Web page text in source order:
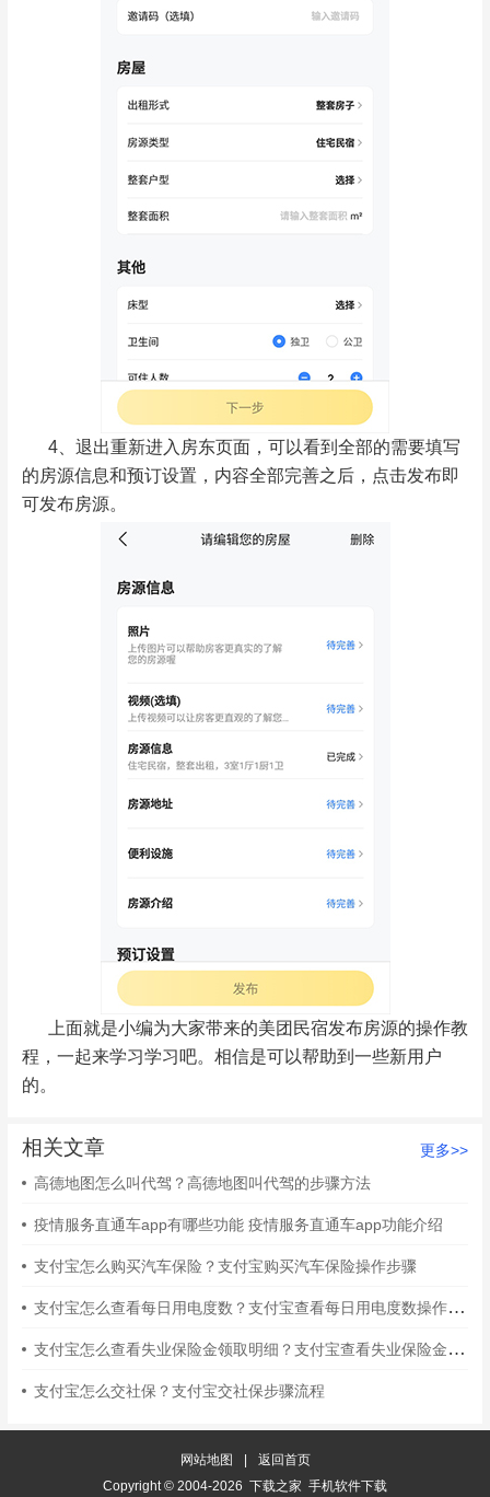
4、退出重新进入房东页面，可以看到全部的需要填写
的房源信息和预订设置，内容全部完善之后，点击发布即
可发布房源。
上面就是小编为大家带来的美团民宿发布房源的操作教
程，一起来学习学习吧。相信是可以帮助到一些新用户
的。
相关文章
更多>>
高德地图怎么叫代驾？高德地图叫代驾的步骤方法
疫情服务直通车app有哪些功能 疫情服务直通车app功能介绍
支付宝怎么购买汽车保险？支付宝购买汽车保险操作步骤
支付宝怎么查看每日用电度数？支付宝查看每日用电度数操作步骤
支付宝怎么查看失业保险金领取明细？支付宝查看失业保险金领取明细步骤
支付宝怎么交社保？支付宝交社保步骤流程
网站地图 |
返回首页
Copyright © 2004-2026 下载之家 手机软件下载